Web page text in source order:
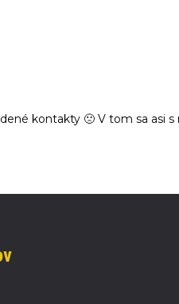
kontakty 🙁 V tom sa asi